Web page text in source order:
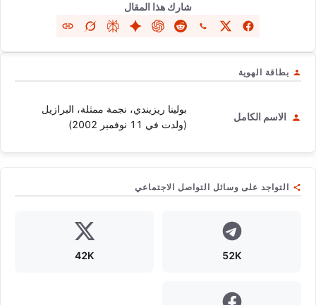
شارك هذا المقال
بطاقة الهوية
الاسم الكامل
بولينا ريزيندي، نجمة ممثلة، البرازيل
(ولدت في 11 نوفمبر 2002)
التواجد على وسائل التواصل الاجتماعي
52K
42K